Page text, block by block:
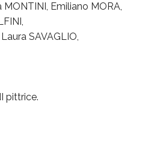
Emiliano MORA,
SAVAGLIO,
pittrice.